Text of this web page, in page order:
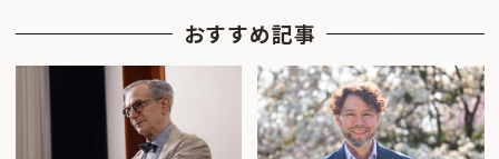
おすすめ記事